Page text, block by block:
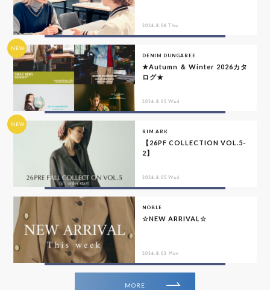
2026.8.06 Thu
NEW
DENIM DUNGAREE
★Autumn ＆ Winter 2026カタ
ログ★
2026.8.05 Wed
NEW
RIM.ARK
【26PF COLLECTION VOL.5-
2】
2026.8.05 Wed
NOBLE
☆NEW ARRIVAL☆
2026.8.03 Mon
MORE